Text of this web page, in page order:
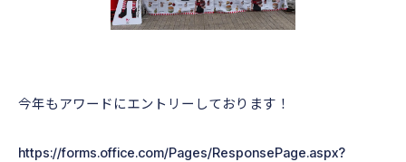
今年もアワードにエントリーしております！
https://forms.office.com/Pages/ResponsePage.aspx?